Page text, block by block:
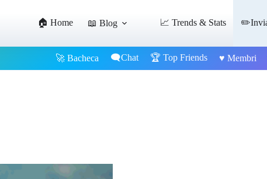
🏠 Home 📖 Blog 📈 Trends & Stats
🚀 Bacheca 🗨️Chat 🏆 Top Friends ♥️ Membri